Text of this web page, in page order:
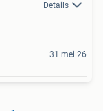
Details
31 mei 26